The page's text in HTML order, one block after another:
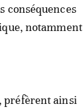
conséquences
notamment
préfèrent ainsi